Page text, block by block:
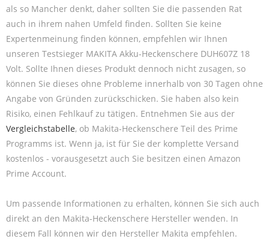
als so Mancher denkt, daher sollten Sie die passenden Rat
auch in ihrem nahen Umfeld finden. Sollten Sie keine
Expertenmeinung finden können, empfehlen wir Ihnen
unseren Testsieger MAKITA Akku-Heckenschere DUH607Z 18
Volt. Sollte Ihnen dieses Produkt dennoch nicht zusagen, so
können Sie dieses ohne Probleme innerhalb von 30 Tagen ohne
Angabe von Gründen zurückschicken. Sie haben also kein
Risiko, einen Fehlkauf zu tätigen. Entnehmen Sie aus der
Vergleichstabelle, ob Makita-Heckenschere Teil des Prime
Programms ist. Wenn ja, ist für Sie der komplette Versand
kostenlos - vorausgesetzt auch Sie besitzen einen Amazon
Prime Account.
Um passende Informationen zu erhalten, können Sie sich auch
direkt an den Makita-Heckenschere Hersteller wenden. In
diesem Fall können wir den Hersteller Makita empfehlen.